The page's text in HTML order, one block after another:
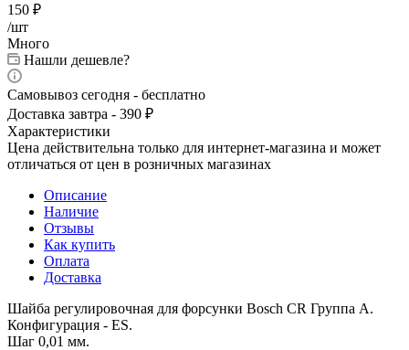
150 ₽
/шт
Много
Нашли дешевле?
Самовывоз сегодня - бесплатно
Доставка завтра - 390 ₽
Характеристики
Цена действительна только для интернет-магазина и может
отличаться от цен в розничных магазинах
Описание
Наличие
Отзывы
Как купить
Оплата
Доставка
Шайба регулировочная для форсунки Bosch CR Группа A.
Конфигурация - ES.
Шаг 0,01 мм.